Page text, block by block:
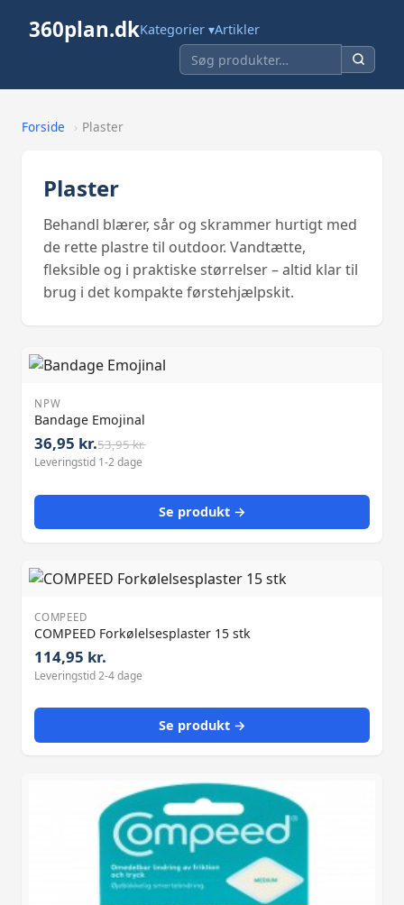
360plan.dkKategorier ▾Artikler
Forside › Plaster
Plaster
Behandl blærer, sår og skrammer hurtigt med
de rette plastre til outdoor. Vandtætte,
fleksible og i praktiske størrelser – altid klar til
brug i det kompakte førstehjælpskit.
NPW
Bandage Emojinal
36,95 kr.53,95 kr.
Leveringstid 1-2 dage
Se produkt →
COMPEED
COMPEED Forkølelsesplaster 15 stk
114,95 kr.
Leveringstid 2-4 dage
Se produkt →